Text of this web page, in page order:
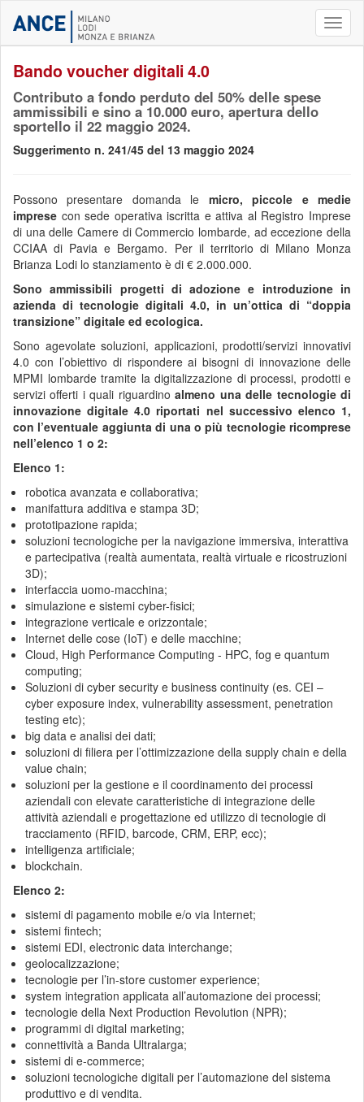
Bando voucher digitali 4.0
Contributo a fondo perduto del 50% delle spese
ammissibili e sino a 10.000 euro, apertura dello
sportello il 22 maggio 2024.
Suggerimento n. 241/45 del 13 maggio 2024
Possono presentare domanda le micro, piccole e medie
imprese con sede operativa iscritta e attiva al Registro Imprese
di una delle Camere di Commercio lombarde, ad eccezione della
CCIAA di Pavia e Bergamo. Per il territorio di Milano Monza
Brianza Lodi lo stanziamento è di € 2.000.000.
Sono ammissibili progetti di adozione e introduzione in
azienda di tecnologie digitali 4.0, in un’ottica di “doppia
transizione” digitale ed ecologica.
Sono agevolate soluzioni, applicazioni, prodotti/servizi innovativi
4.0 con l’obiettivo di rispondere ai bisogni di innovazione delle
MPMI lombarde tramite la digitalizzazione di processi, prodotti e
servizi offerti i quali riguardinoalmeno una delle tecnologie di
innovazione digitale 4.0 riportati nel successivo elenco 1,
con l’eventuale aggiunta di una o più tecnologie ricomprese
nell’elenco 1 o 2:
Elenco 1:
robotica avanzata e collaborativa;
manifattura additiva e stampa 3D;
prototipazione rapida;
soluzioni tecnologiche per la navigazione immersiva, interattiva
e partecipativa (realtà aumentata, realtà virtuale e ricostruzioni
3D);
interfaccia uomo-macchina;
simulazione e sistemi cyber-fisici;
integrazione verticale e orizzontale;
Internet delle cose (IoT) e delle macchine;
Cloud, High Performance Computing - HPC, fog e quantum
computing;
Soluzioni di cyber security e business continuity (es. CEI –
cyber exposure index, vulnerability assessment, penetration
testing etc);
big data e analisi dei dati;
soluzioni di filiera per l’ottimizzazione della supply chain e della
value chain;
soluzioni per la gestione e il coordinamento dei processi
aziendali con elevate caratteristiche di integrazione delle
attività aziendali e progettazione ed utilizzo di tecnologie di
tracciamento (RFID, barcode, CRM, ERP, ecc);
intelligenza artificiale;
blockchain.
Elenco 2:
sistemi di pagamento mobile e/o via Internet;
sistemi fintech;
sistemi EDI, electronic data interchange;
geolocalizzazione;
tecnologie per l’in-store customer experience;
system integration applicata all’automazione dei processi;
tecnologie della Next Production Revolution (NPR);
programmi di digital marketing;
connettività a Banda Ultralarga;
sistemi di e-commerce;
soluzioni tecnologiche digitali per l’automazione del sistema
produttivo e di vendita.